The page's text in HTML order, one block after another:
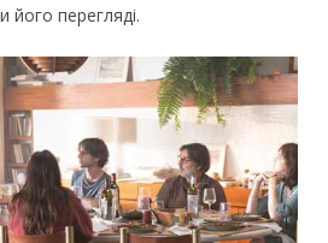
його перегляді.